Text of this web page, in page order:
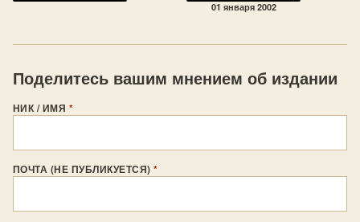
01 января 2002
Поделитесь вашим мнением об издании
НИК / ИМЯ *
ПОЧТА (НЕ ПУБЛИКУЕТСЯ)*